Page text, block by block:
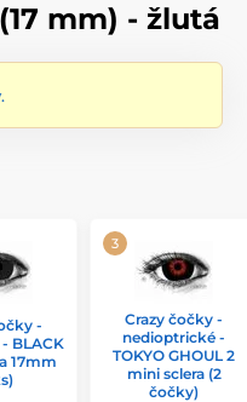
mm) - žlutá
-
BLACK
17mm
Crazy čočky -
nedioptrické -
TOKYO GHOUL 2
mini sclera (2
čočky)